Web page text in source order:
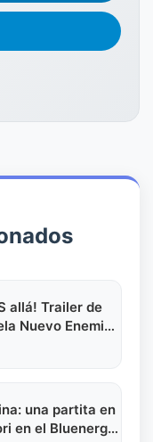
allá! Trailer de
Nuevo Enemigo
una partita en
en el Bluenergy